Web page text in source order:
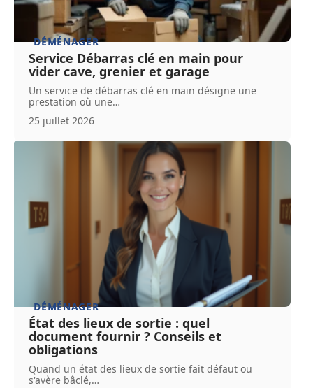
DÉMÉNAGER
Service Débarras clé en main pour
vider cave, grenier et garage
Un service de débarras clé en main désigne une
prestation où une…
25 juillet 2026
DÉMÉNAGER
État des lieux de sortie : quel
document fournir ? Conseils et
obligations
Quand un état des lieux de sortie fait défaut ou
s'avère bâclé,…